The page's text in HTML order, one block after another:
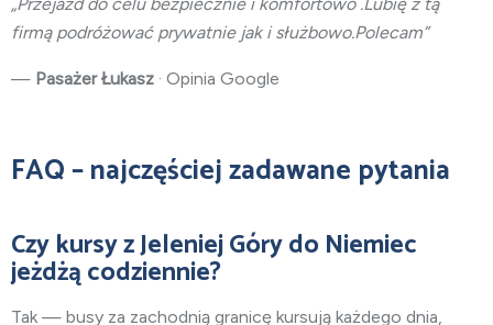
„Przejazd do celu bezpiecznie i komfortowo .Lubię z tą
firmą podróżować prywatnie jak i służbowo.Polecam”
— Pasażer Łukasz · Opinia Google
FAQ – najczęściej zadawane pytania
Czy kursy z Jeleniej Góry do Niemiec
jeżdżą codziennie?
Tak — busy za zachodnią granicę kursują każdego dnia,